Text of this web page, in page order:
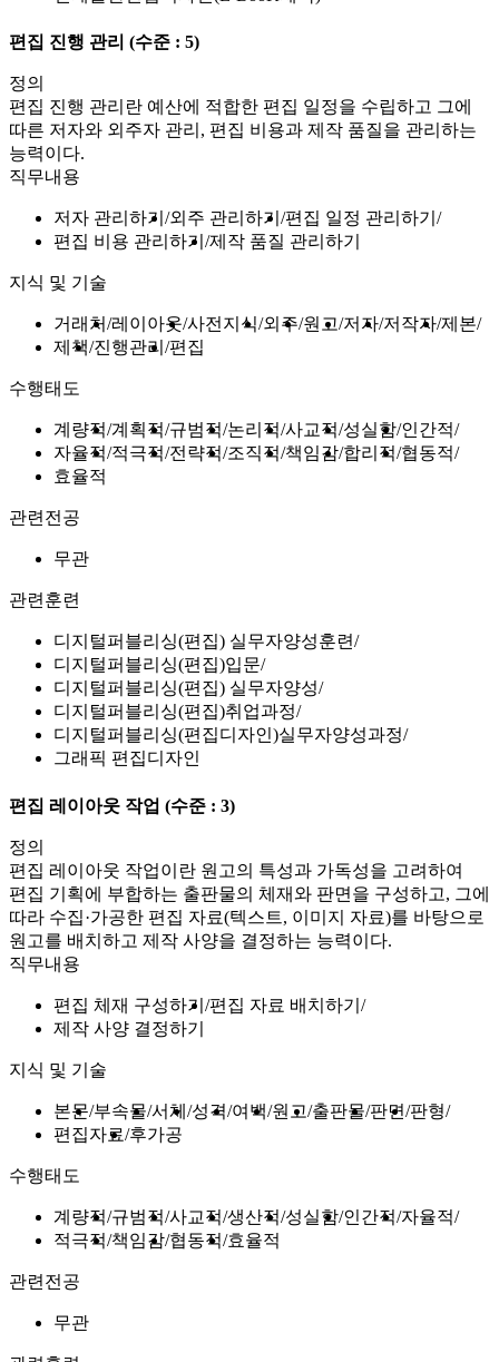
편집 진행 관리 (수준 : 5)
정의
편집 진행 관리란 예산에 적합한 편집 일정을 수립하고 그에
따른 저자와 외주자 관리, 편집 비용과 제작 품질을 관리하는
능력이다.
직무내용
저자 관리하기 외주 관리하기
편집 일정 관리하기
편집 비용 관리하기
제작 품질 관리하기
지식 및 기술
거래처 레이아웃 사전지식 외주 원고 저자 저작자 제본
제책 진행관리 편집
수행태도
계량적 계획적 규범적 논리적 사교적 성실함 인간적
자율적 적극적 전략적 조직적 책임감 합리적 협동적
효율적
관련전공
무관
관련훈련
디지털퍼블리싱(편집) 실무자양성훈련
디지털퍼블리싱(편집)입문
디지털퍼블리싱(편집) 실무자양성
디지털퍼블리싱(편집)취업과정
디지털퍼블리싱(편집디자인)실무자양성과정
그래픽 편집디자인
편집 레이아웃 작업 (수준 : 3)
정의
편집 레이아웃 작업이란 원고의 특성과 가독성을 고려하여
편집 기획에 부합하는 출판물의 체재와 판면을 구성하고, 그에
따라 수집·가공한 편집 자료(텍스트, 이미지 자료)를 바탕으로
원고를 배치하고 제작 사양을 결정하는 능력이다.
직무내용
편집 체재 구성하기
편집 자료 배치하기
제작 사양 결정하기
지식 및 기술
본문 부속물 서체 성격 여백 원고 출판물 판면 판형
편집자료 후가공
수행태도
계량적 규범적 사교적 생산적 성실함 인간적 자율적
적극적 책임감 협동적 효율적
관련전공
무관